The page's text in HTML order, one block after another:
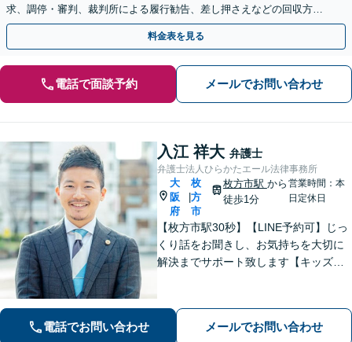
求、調停・審判、裁判所による履行勧告、差し押さえなどの回収方法
を考えます【初回面談30分無料】
料金表を見る
電話で面談予約 メールでお問い合わせ
入江 祥大 弁護士
弁護士法人ひらかたエール法律事務所
大
阪
府
|
枚
方
市
枚方市駅 から
徒歩1分
営業時間：本
日定休日
【枚方市駅30秒】【LINE予約可】じっ
くり話をお聞きし、お気持ちを大切に
解決までサポート致します【キッズス
で平日夜間面談可】
電話でお問い合わせ メールでお問い合わせ